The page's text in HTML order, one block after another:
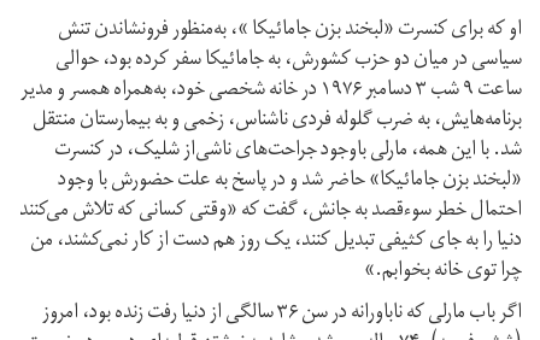
او که برای کنسرت «لبخند بزن جامائیکا »، به‌منظور فرونشاندن تنش
سیاسی در میان دو حزب کشورش، به جامائیکا سفر کرده بود، حوالی
ساعت ۹ شب ۳ دسامبر ۱۹۷۶ در خانه شخصی‌ خود، به‌همراه همسر و مدیر
برنامه‌هایش، به ضرب گلوله فردی ناشناس، زخمی و به بیمارستان منتقل
شد. با این همه، مارلی باوجود جراحت‌های ناشی‌از شلیک، در کنسرت
«لبخند بزن جامائیکا» حاضر شد و در پاسخ به علت حضورش با وجود
احتمال خطر سوء‌قصد به جانش، گفت که «وقتی کسانی که تلاش می‌کنند
دنیا را به جای کثیفی تبدیل کنند، یک روز هم دست از کار نمی‌کشند، من
چرا توی خانه بخوابم.»
اگر باب مارلی که ناباورانه در سن ۳۶ سالگی از دنیا رفت زنده بود، امروز